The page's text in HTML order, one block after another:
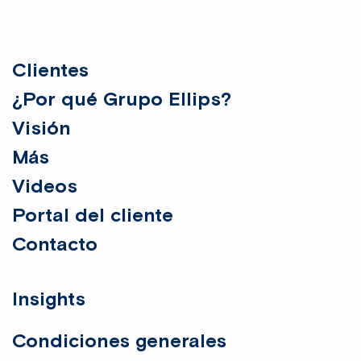
Clientes
¿Por qué Grupo Ellips?
Visión
Más
Videos
Portal del cliente
Contacto
Insights
Condiciones generales